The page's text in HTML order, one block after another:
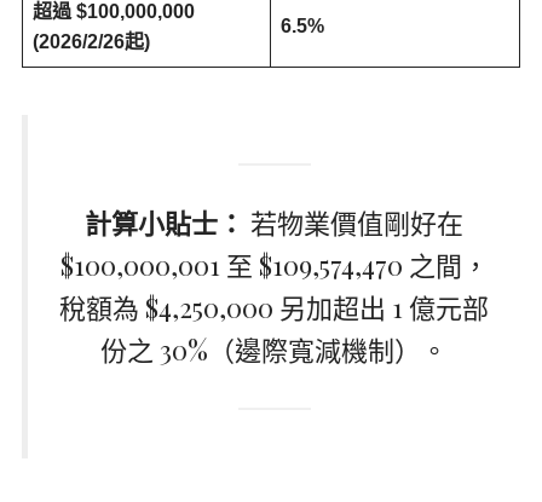
超過 $100,000,000
(2026/2/26起)
6.5%
計算小貼士： 若物業價值剛好在
$100,000,001 至 $109,574,470 之間，
稅額為 $4,250,000 另加超出 1 億元部
份之 30%（邊際寬減機制）。